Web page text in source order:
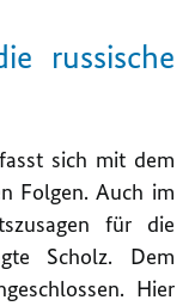
russische
sich mit dem
Folgen. Auch im
für die
Scholz. Dem
Hier